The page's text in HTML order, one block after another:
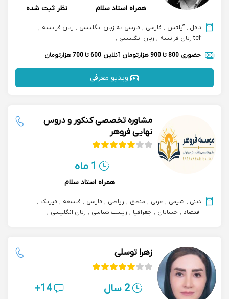
همراه استاد سلام نظر ثبت شده
تافل , آیلتس , فارسی , فارسی به زبان انگلیسی , زبان فرانسه ,
tcf زبان فرانسه
, زبان انگلیسی ,
آمادگی آزمون tcf
حضوری 800 تا 900 هزارتومان آنلاین 600 تا 700 هزارتومان
ویدیو معرفی
مشاوره تخصصی کنکور و دروس
نهایی فروهر
1 ماه
همراه استاد سلام
دینی , شیمی , عربی , منطق , ریاضی , فارسی , فلسفه , فیزیک ,
اقتصاد , حسابان , جغرافیا , زیست شناسی , زبان انگلیسی ,
زهرا توسلی
2 سال 14+